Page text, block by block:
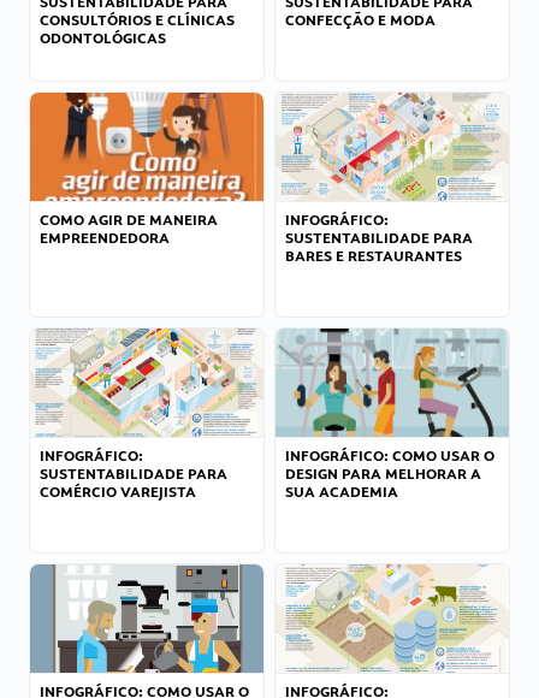
CONSULTÓRIOS E CLÍNICAS
ODONTOLÓGICAS
CONFECÇÃO E MODA
COMO AGIR DE MANEIRA
EMPREENDEDORA
INFOGRÁFICO:
SUSTENTABILIDADE PARA
BARES E RESTAURANTES
INFOGRÁFICO:
SUSTENTABILIDADE PARA
COMÉRCIO VAREJISTA
INFOGRÁFICO: COMO USAR O
DESIGN PARA MELHORAR A
SUA ACADEMIA
INFOGRÁFICO: COMO USAR O
INFOGRÁFICO: